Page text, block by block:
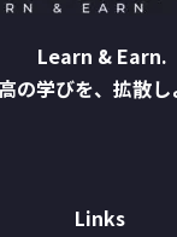
Learn & Earn.
の学びを、拡散し
Links